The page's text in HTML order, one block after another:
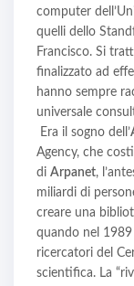
computer
quelli dello
Francisco. Si
finalizzato ad
hanno sempre
universale
Era il sogno dell’
Agency, che
di Arpanet,
miliardi di
creare una
quando nel
ricercatori del
scientifica. La